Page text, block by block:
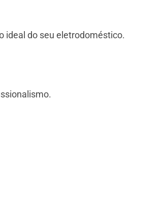
ideal do seu eletrodoméstico.